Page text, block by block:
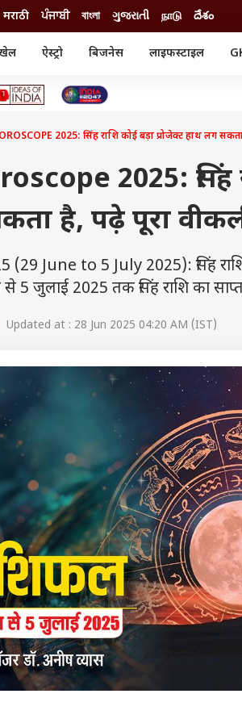
मराठी ਪੰਜਾਬੀ বাংলা ગુજરાતી நாடு దేశం
ऐस्ट्रो बिजनेस लाइफस्टाइल
सिनेमा
मोबाइल
गैजेट
यूटिलिटी न्यूज़
2025: सिंह राशि कोई बड़ा प्रोजेक्ट हाथ लग
2025: सिंह
है, पढ़े पूरा
June to 5 July 2025): सिंह
से 5 जुलाई 2025 तक सिंह राशि का
at : 28 Jun 2025 04:20 AM (IST)